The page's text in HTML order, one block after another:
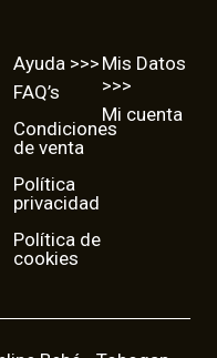
Ayuda >>>
FAQ’s
Condiciones
de venta
Política
privacidad
Política de
cookies
Mis Datos
>>>
Mi cuenta